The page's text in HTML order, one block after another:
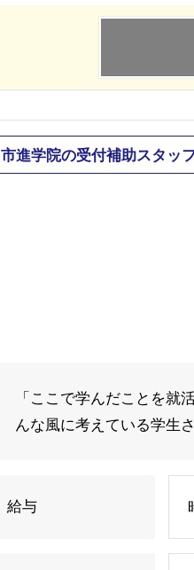
市進学院の受付補助スタッ
「ここで学んだことを
んな風に考えている学生
給与